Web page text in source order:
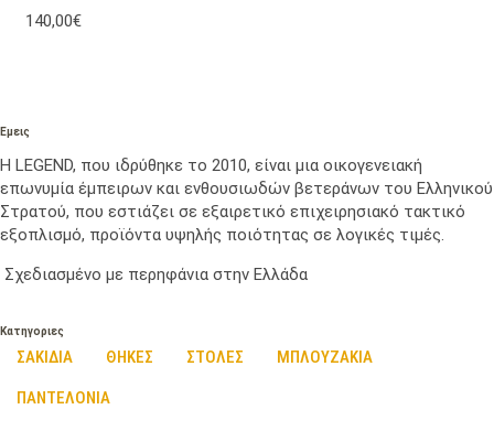
140,00€
Εμεις
Η LEGEND, που ιδρύθηκε το 2010, είναι μια οικογενειακή
επωνυμία έμπειρων και ενθουσιωδών βετεράνων του Ελληνικού
Στρατού, που εστιάζει σε εξαιρετικό επιχειρησιακό τακτικό
εξοπλισμό, προϊόντα υψηλής ποιότητας σε λογικές τιμές.
Σχεδιασμένο με περηφάνια στην Ελλάδα
Κατηγοριες
ΣΑΚΙΔΙΑ ΘΗΚΕΣ ΣΤΟΛΕΣ ΜΠΛΟΥΖΑΚΙΑ
ΠΑΝΤΕΛΟΝΙΑ